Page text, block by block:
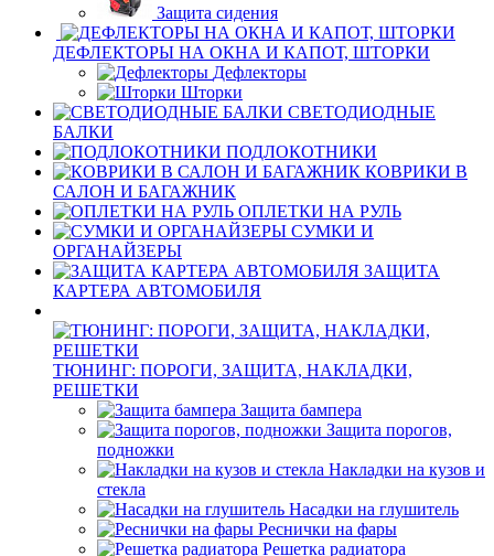
Защита сидения
ДЕФЛЕКТОРЫ НА ОКНА И КАПОТ, ШТОРКИ
Дефлекторы
Шторки
СВЕТОДИОДНЫЕ
БАЛКИ
ПОДЛОКОТНИКИ
КОВРИКИ В
САЛОН И БАГАЖНИК
ОПЛЕТКИ НА РУЛЬ
СУМКИ И
ОРГАНАЙЗЕРЫ
ЗАЩИТА
КАРТЕРА АВТОМОБИЛЯ
ТЮНИНГ: ПОРОГИ, ЗАЩИТА, НАКЛАДКИ,
РЕШЕТКИ
Защита бампера
Защита порогов,
подножки
Накладки на кузов и
стекла
Насадки на глушитель
Реснички на фары
Решетка радиатора